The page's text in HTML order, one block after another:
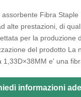
Fibra
alte prestazioni, di
per la produzione
del prodotto La
e' una
informazioni